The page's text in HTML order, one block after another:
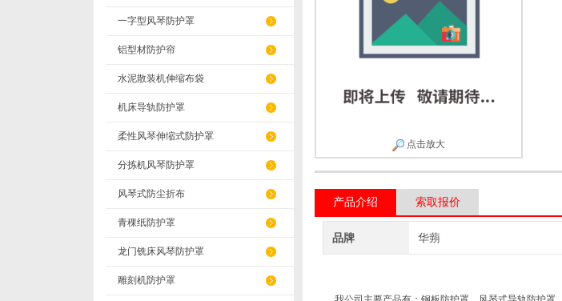
一字型风琴防护罩
铝型材防护帘
水泥散装机伸缩布袋
机床导轨防护罩
柔性风琴伸缩式防护罩
分拣机风琴防护罩
风琴式防尘折布
青稞纸防护罩
龙门铣床风琴防护罩
雕刻机防护罩
点击放大
产品介绍 索取报价
品牌 华蒴